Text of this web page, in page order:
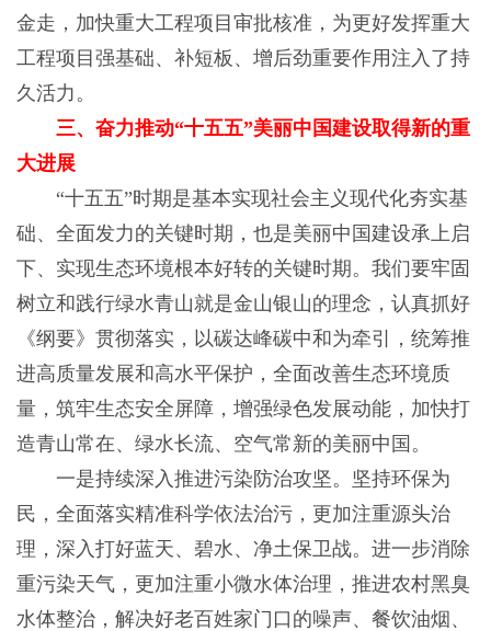
金走，加快重大工程项目审批核准，为更好发挥重大
工程项目强基础、补短板、增后劲重要作用注入了持
久活力。
三、奋力推动“十五五”美丽中国建设取得新的重
大进展
“十五五”时期是基本实现社会主义现代化夯实基
础、全面发力的关键时期，也是美丽中国建设承上启
下、实现生态环境根本好转的关键时期。我们要牢固
树立和践行绿水青山就是金山银山的理念，认真抓好
《纲要》贯彻落实，以碳达峰碳中和为牵引，统筹推
进高质量发展和高水平保护，全面改善生态环境质
量，筑牢生态安全屏障，增强绿色发展动能，加快打
造青山常在、绿水长流、空气常新的美丽中国。
一是持续深入推进污染防治攻坚。坚持环保为
民，全面落实精准科学依法治污，更加注重源头治
理，深入打好蓝天、碧水、净土保卫战。进一步消除
重污染天气，更加注重小微水体治理，推进农村黑臭
水体整治，解决好老百姓家门口的噪声、餐饮油烟、